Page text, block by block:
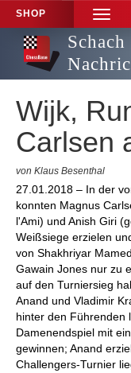
SHOP
TOGGLE
Schach
Wijk,
Carlsen
von Klaus Besenthal
27.01.2018 – In der
konnten Magnus
l'Ami) und Anish Giri
Weißsiege erzielen
von Shakhriyar
Gawain Jones nur zu
auf den Turniersieg
Anand und Vladimir
hinter den Führenden
Damenendspiel mit
gewinnen; Anand
Challengers-Turnier